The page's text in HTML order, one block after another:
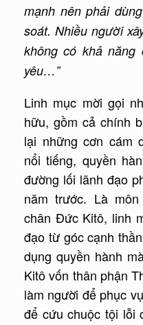
mạnh nên phải
soát. Nhiều người
không có khả
yêu…”
Linh mục mời gọi
hữu, gồm cả chính
lại những cơn cám
nổi tiếng, quyền
đường lối lãnh đạo
năm trước. Là
chân Đức Kitô, linh
đạo từ góc cạnh
dụng quyền hành
Kitô vốn thân phận
làm người để phục
để cứu chuộc tội lỗi